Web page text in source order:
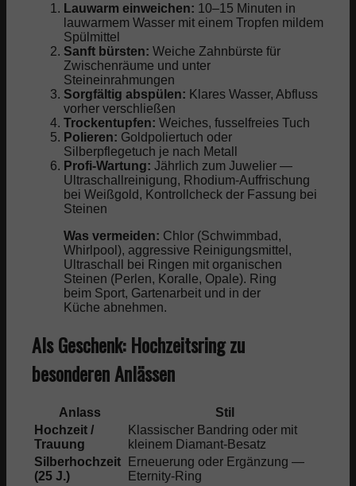
Lauwarm einweichen: 10–15 Minuten in
lauwarmem Wasser mit einem Tropfen mildem
Spülmittel
Sanft bürsten: Weiche Zahnbürste für
Zwischenräume und unter
Steineinrahmungen
Sorgfältig abspülen: Klares Wasser, Abfluss
vorher verschließen
Trockentupfen: Weiches, fusselfreies Tuch
Polieren: Goldpoliertuch oder
Silberpflegetuch je nach Metall
Profi-Wartung: Jährlich zum Juwelier —
Ultraschallreinigung, Rhodium-Auffrischung
bei Weißgold, Kontrollcheck der Fassung bei
Steinen
Was vermeiden: Chlor (Schwimmbad,
Whirlpool), aggressive Reinigungsmittel,
Ultraschall bei Ringen mit organischen
Steinen (Perlen, Koralle, Opale). Ring
beim Sport, Gartenarbeit und in der
Küche abnehmen.
Als Geschenk: Hochzeitsring zu
besonderen Anlässen
Anlass Stil
Hochzeit /
Trauung
Klassischer Bandring oder mit
kleinem Diamant-Besatz
Silberhochzeit
(25 J.)
Erneuerung oder Ergänzung —
Eternity-Ring